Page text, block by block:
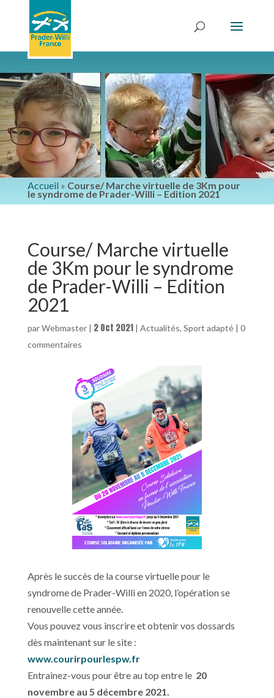
Accueil » Course/ Marche virtuelle de 3Km pour
le syndrome de Prader-Willi – Edition 2021
Course/ Marche virtuelle
de 3Km pour le syndrome
de Prader-Willi – Edition
2021
parWebmaster| 2 Oct 2021 | Actualités, Sport adapté| 0
commentaires
Après le succès de la course virtuelle pour le
syndrome de Prader-Willi en 2020, l’opération se
renouvelle cette année.
Vous pouvez vous inscrire et obtenir vos dossards
dès maintenant sur le site :
www.courirpourlespw.fr
Entrainez-vous pour être au top entre le 20
novembre au 5 décembre 2021.